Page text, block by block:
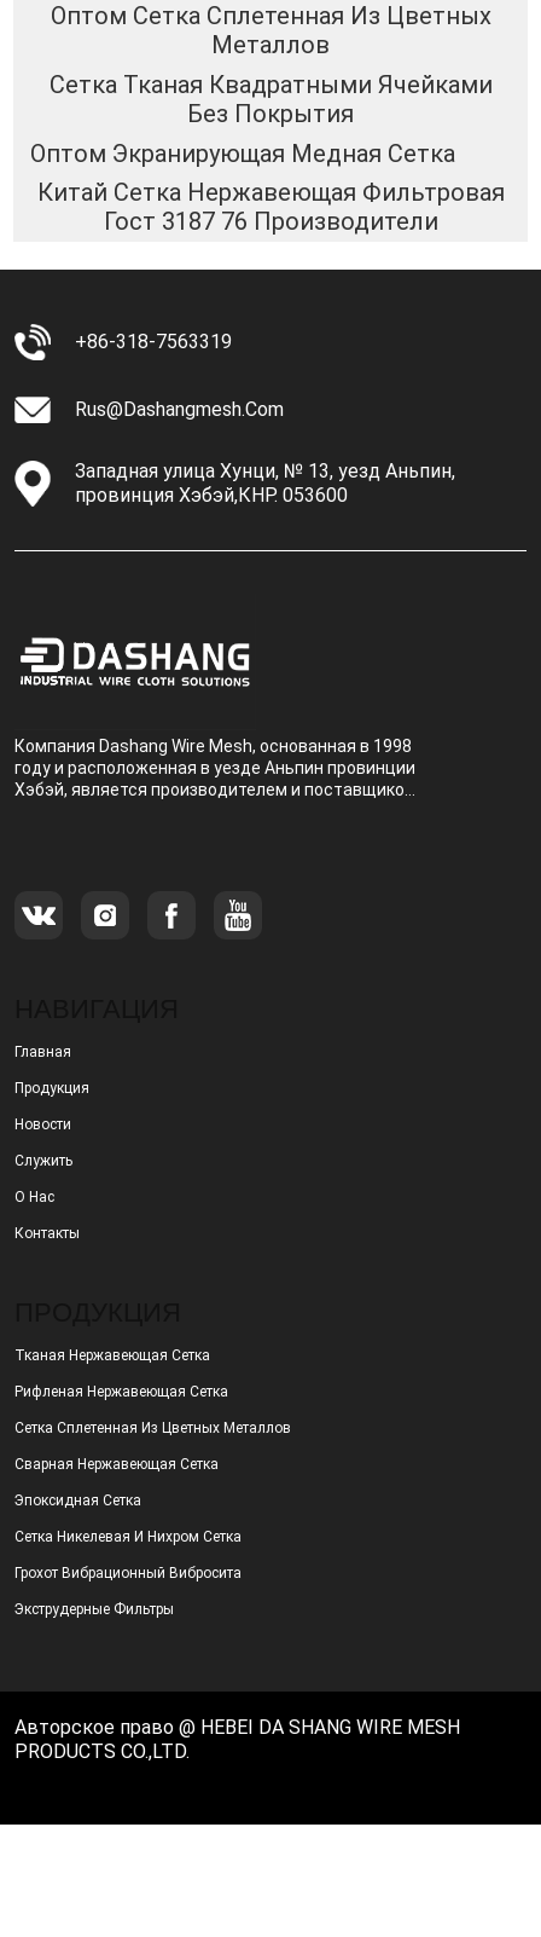
Оптом Сетка Сплетенная Из Цветных
Металлов
Сетка Тканая Квадратными Ячейками
Без Покрытия
Оптом Экранирующая Медная Сетка
Китай Сетка Нержавеющая Фильтровая
Гост 3187 76 Производители
+86-318-7563319
Rus@dashangmesh.com
Западная улица Хунци, № 13, уезд Аньпин,
провинция Хэбэй,КНР. 053600
Компания Dashang Wire Mesh, основанная в 1998
году и расположенная в уезде Аньпин провинции
Хэбэй, является производителем и поставщиком,
Главная
Продукция
Новости
Служить
О Нас
Контакты
Тканая Нержавеющая Сетка
Рифленая Нержавеющая Сетка
Сетка Сплетенная Из Цветных Металлов
Сварная Нержавеющая Сетка
Эпоксидная Сетка
Сетка Никелевая И Нихром Сетка
Грохот Вибрационный Вибросита
Экструдерные Фильтры
Авторское право @ HEBEI DA SHANG WIRE MESH
PRODUCTS CO.,LTD.